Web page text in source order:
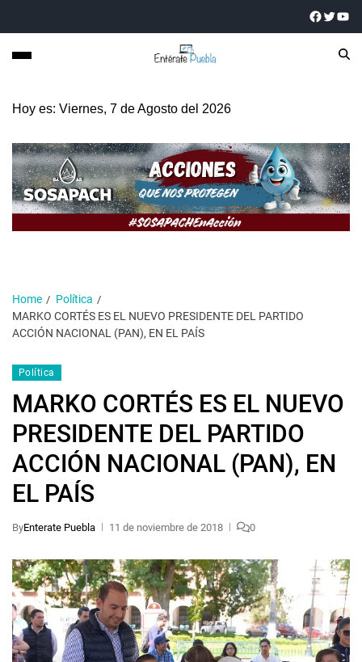
Hoy es: Viernes, 7 de Agosto del 2026
Home
Política
MARKO CORTÉS ES EL NUEVO PRESIDENTE DEL PARTIDO
ACCIÓN NACIONAL (PAN), EN EL PAÍS
Política
MARKO CORTÉS ES EL NUEVO
PRESIDENTE DEL PARTIDO
ACCIÓN NACIONAL (PAN), EN
EL PAÍS
ByEnterate Puebla 11 de noviembre de 2018 0